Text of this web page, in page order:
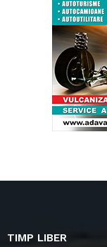
TIMP LIBER